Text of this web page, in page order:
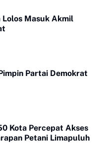
Lolos Masuk Akmil
Partai Demokrat
Kota Percepat Akses
Petani Limapuluh